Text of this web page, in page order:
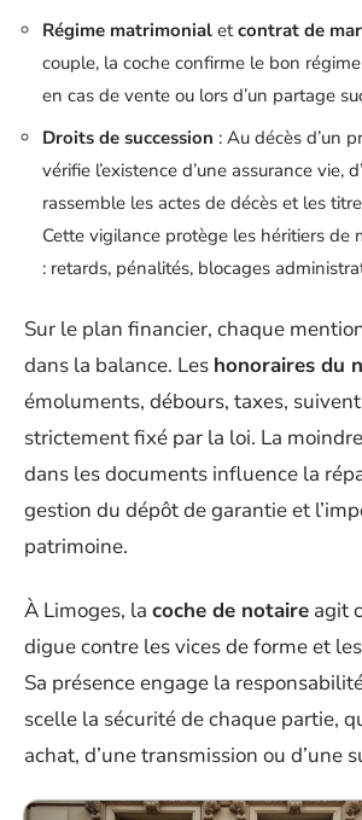
Régime matrimonial etcontrat de
couple, la coche confirme le bon
en cas de vente ou lors d’un partage
Droits de succession : Au décès d’un
vérifie l’existence d’une assurance vie,
rassemble les actes de décès et les
Cette vigilance protège les héritiers de
: retards, pénalités, blocages
Sur le plan financier, chaque
dans la balance. Les honoraires du
émoluments, débours, taxes,
strictement fixé par la loi. La
dans les documents influence la
gestion du dépôt de garantie et
patrimoine.
À Limoges, la coche de notaire agit
digue contre les vices de forme et
Sa présence engage la
scelle la sécurité de chaque partie,
achat, d’une transmission ou d’une